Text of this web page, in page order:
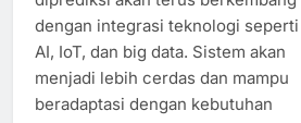
dengan integrasi teknologi seperti
AI, IoT, dan big data. Sistem akan
menjadi lebih cerdas dan mampu
beradaptasi dengan kebutuhan